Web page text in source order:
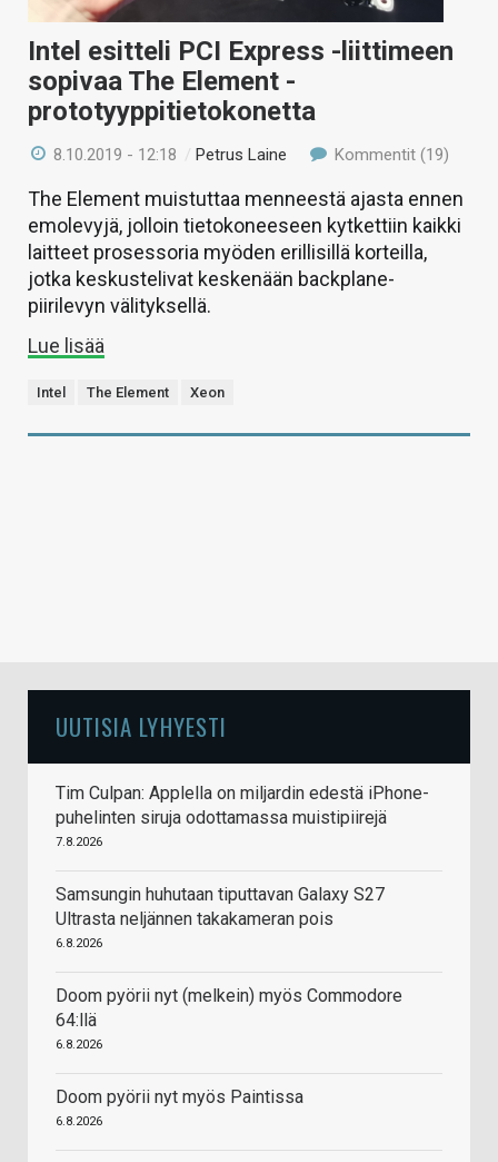
Intel esitteli PCI Express -liittimeen
sopivaa The Element -
prototyyppitietokonetta
8.10.2019 - 12:18 /Petrus Laine Kommentit (19)
The Element muistuttaa menneestä ajasta ennen
emolevyjä, jolloin tietokoneeseen kytkettiin kaikki
laitteet prosessoria myöden erillisillä korteilla,
jotka keskustelivat keskenään backplane-
piirilevyn välityksellä.
Lue lisää
Intel The Element Xeon
UUTISIA LYHYESTI
Tim Culpan: Applella on miljardin edestä iPhone-
puhelinten siruja odottamassa muistipiirejä
7.8.2026
Samsungin huhutaan tiputtavan Galaxy S27
Ultrasta neljännen takakameran pois
6.8.2026
Doom pyörii nyt (melkein) myös Commodore
64:llä
6.8.2026
Doom pyörii nyt myös Paintissa
6.8.2026